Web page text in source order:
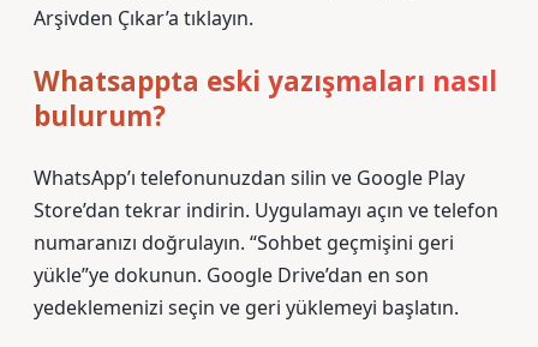
Arşivden Çıkar’a tıklayın.
Whatsappta eski yazışmaları nasıl
bulurum?
WhatsApp’ı telefonunuzdan silin ve Google Play
Store’dan tekrar indirin. Uygulamayı açın ve telefon
numaranızı doğrulayın. “Sohbet geçmişini geri
yükle”ye dokunun. Google Drive’dan en son
yedeklemenizi seçin ve geri yüklemeyi başlatın.